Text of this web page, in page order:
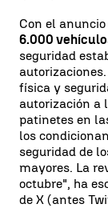
Con el
6.000
seguridad
física y
autorización a
patinetes en
los
seguridad de
mayores. La
octubre", ha
de X (antes